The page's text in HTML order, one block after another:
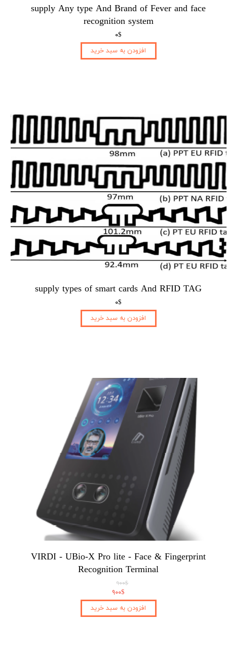
supply Any type And Brand of Fever and face
recognition system
۰$
افزودن به سبد خرید
supply types of smart cards​​​​​​​ And RFID TAG
۰$
افزودن به سبد خرید
VIRDI - UBio-X Pro lite - Face & Fingerprint
Recognition Terminal
۹۰۰$
۹۰۰$
افزودن به سبد خرید